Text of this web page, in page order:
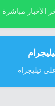
الأخبار مباشرة
تيليجرام